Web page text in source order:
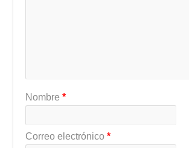
Nombre*
Correo electrónico*